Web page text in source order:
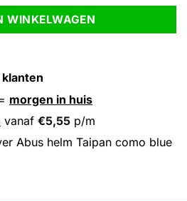
WINKELWAGEN
morgen in huis
vanaf €5,55 p/m
Abus helm Taipan como blue